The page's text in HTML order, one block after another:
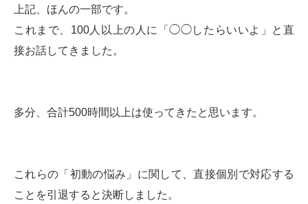
上記、ほんの一部です。
これまで、100人以上の人に「◯◯したらいいよ」と直
接お話してきました。
多分、合計500時間以上は使ってきたと思います。
これらの「初動の悩み」に関して、直接個別で対応する
ことを引退すると決断しました。